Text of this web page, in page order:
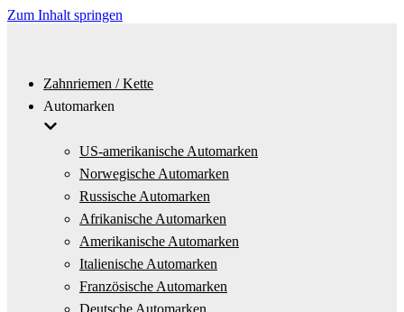
Zum Inhalt springen
Zahnriemen / Kette
Automarken
US-amerikanische Automarken
Norwegische Automarken
Russische Automarken
Afrikanische Automarken
Amerikanische Automarken
Italienische Automarken
Französische Automarken
Deutsche Automarken